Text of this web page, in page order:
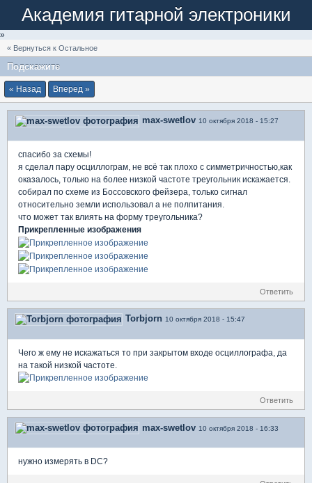
Академия гитарной электроники
»
« Вернуться к Остальное
Подскажите
« Назад Вперед »
max-swetlov 10 октября 2018 - 15:27
спасибо за схемы!
я сделал пару осциллограм, не всё так плохо с симметричностью,как
оказалось, только на более низкой частоте треугольник искажается.
собирал по схеме из Боссовского фейзера, только сигнал
относительно земли использовал а не полпитания.
что может так влиять на форму треугольника?
Прикрепленные изображения
Ответить
Torbjorn 10 октября 2018 - 15:47
Чего ж ему не искажаться то при закрытом входе осциллографа, да
на такой низкой частоте.
Ответить
max-swetlov 10 октября 2018 - 16:33
нужно измерять в DC?